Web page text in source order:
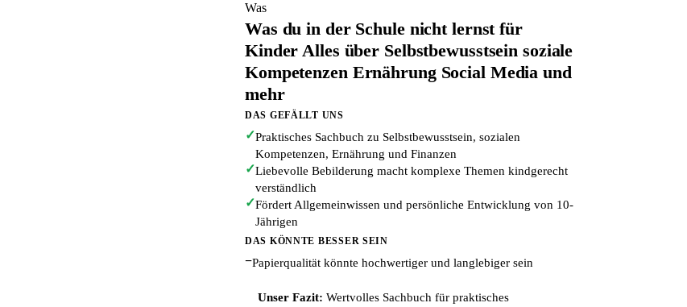
Was
Was du in der Schule nicht lernst für
Kinder Alles über Selbstbewusstsein soziale
Kompetenzen Ernährung Social Media und
mehr
DAS GEFÄLLT UNS
✓Praktisches Sachbuch zu Selbstbewusstsein, sozialen
Kompetenzen, Ernährung und Finanzen
✓Liebevolle Bebilderung macht komplexe Themen kindgerecht
verständlich
✓Fördert Allgemeinwissen und persönliche Entwicklung von 10-
Jährigen
DAS KÖNNTE BESSER SEIN
−Papierqualität könnte hochwertiger und langlebiger sein
Unser Fazit: Wertvolles Sachbuch für praktisches